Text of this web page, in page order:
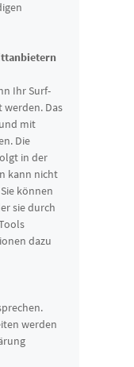
Ihr Surf-
Das
mit
Die
in der
kann nicht
können
sie durch
dazu
werden